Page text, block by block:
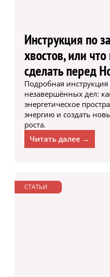
Инструкция по
хвостов, или
сделать перед
Подробная
незавершённых дел:
энергетическое
энергию и создать
роста.
Читать далее →
СТАТЬИ